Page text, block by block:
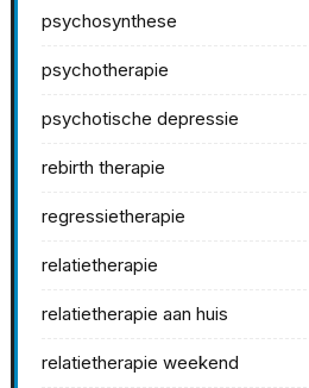
psychosynthese
psychotherapie
psychotische depressie
rebirth therapie
regressietherapie
relatietherapie
relatietherapie aan huis
relatietherapie weekend